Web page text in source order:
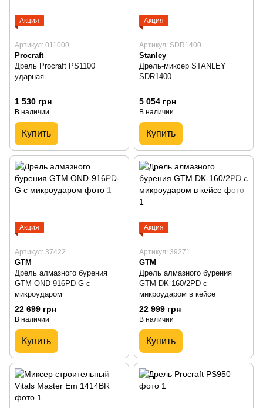
Акция
Артикул: 011000
Procraft
Дрель Procraft PS1100
ударная
1 530 грн
В наличии
Купить
Акция
Артикул: SDR1400
Stanley
Дрель-миксер STANLEY
SDR1400
5 054 грн
В наличии
Купить
Акция
Артикул: 37422
GTM
Дрель алмазного бурения
GTM OND-916PD-G с
микроударом
22 699 грн
В наличии
Купить
Акция
Артикул: 39271
GTM
Дрель алмазного бурения
GTM DK-160/2PD с
микроударом в кейсе
22 999 грн
В наличии
Купить